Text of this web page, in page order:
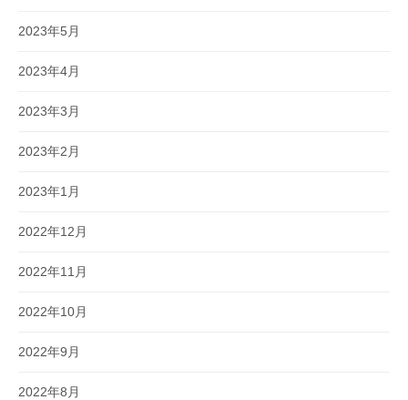
2023年5月
2023年4月
2023年3月
2023年2月
2023年1月
2022年12月
2022年11月
2022年10月
2022年9月
2022年8月